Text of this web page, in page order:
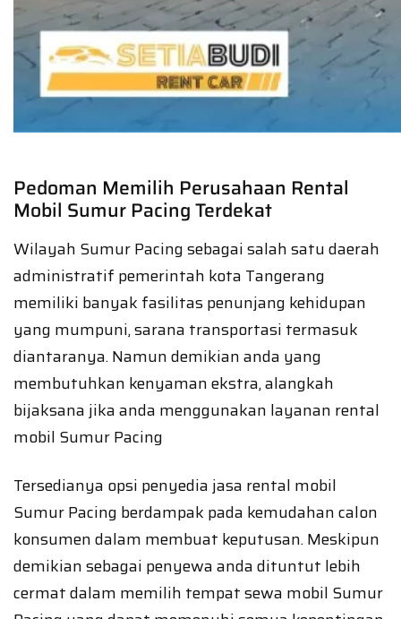
Pedoman Memilih Perusahaan Rental
Mobil Sumur Pacing Terdekat
Wilayah Sumur Pacing sebagai salah satu daerah
administratif pemerintah kota Tangerang
memiliki banyak fasilitas penunjang kehidupan
yang mumpuni, sarana transportasi termasuk
diantaranya. Namun demikian anda yang
membutuhkan kenyaman ekstra, alangkah
bijaksana jika anda menggunakan layanan rental
mobil Sumur Pacing
Tersedianya opsi penyedia jasa rental mobil
Sumur Pacing berdampak pada kemudahan calon
konsumen dalam membuat keputusan. Meskipun
demikian sebagai penyewa anda dituntut lebih
cermat dalam memilih tempat sewa mobil Sumur